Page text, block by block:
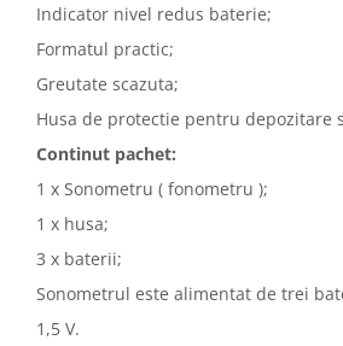
Indicator nivel redus baterie;
Formatul practic;
Greutate scazuta;
Husa de protectie pentru depozitare
Continut pachet:
1 x Sonometru ( fonometru );
1 x husa;
3 x baterii;
Sonometrul este alimentat de trei
1,5 V.